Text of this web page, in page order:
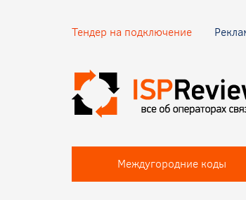
Тендер на подключение
Междугородние коды